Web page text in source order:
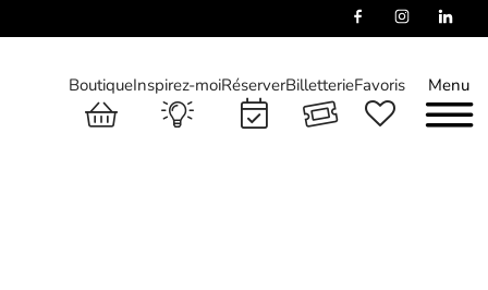
Menu
BoutiqueInspirez-moiRéserverBilletterieFavoris